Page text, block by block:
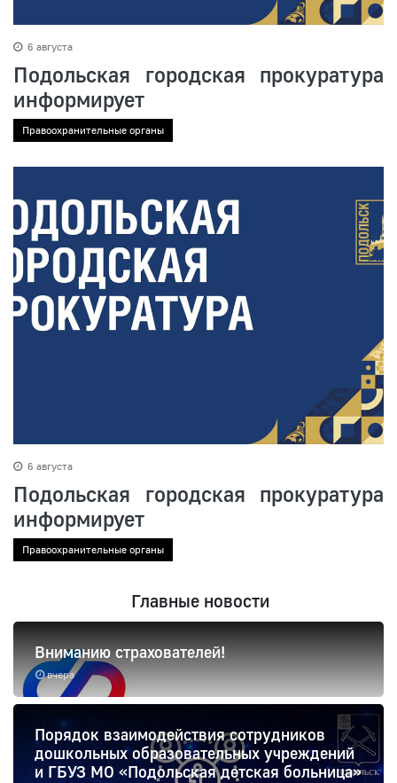
6 августа
Подольская городская прокуратура
информирует
Правоохранительные органы
6 августа
Подольская городская прокуратура
информирует
Правоохранительные органы
Главные новости
вчера
Вниманию страхователей!
Порядок взаимодействия сотрудников
дошкольных образовательных учреждений
и ГБУЗ МО «Подольская детская больница»